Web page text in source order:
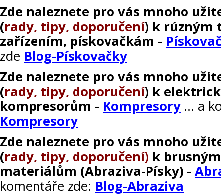
Zde naleznete pro vás mnoho
(rady, tipy, doporučení) k rúzným
zařízením, pískovačkám -
zde Blog-Pískovačky
Zde naleznete pro vás mnoho
(rady, tipy, doporučení) k
kompresorům - Kompresory ... a
Kompresory
Zde naleznete pro vás mnoho
(rady, tipy, doporučení) k
materiálům (Abraziva-Písky) -
komentáře zde: Blog-Abraziva